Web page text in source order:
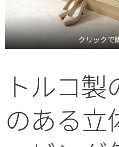
クリックで
トルコ
のある立